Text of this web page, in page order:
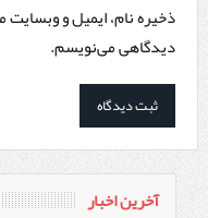
ذخیره نام، ایمیل و وبسایت
دیدگاهی می‌نویسم.
آخرین اخبار